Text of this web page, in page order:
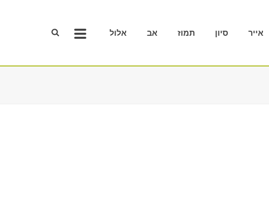
אייר סיון תמוז אב אלול